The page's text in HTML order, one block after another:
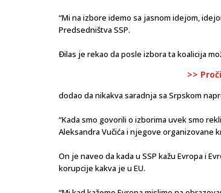
“Mi na izbore idemo sa jasnom idejom,
Predsedništva SSP.
Đilas je rekao da posle izbora ta koalicija
>>
dodao da nikakva saradnja sa Srpskom
“Kada smo govorili o izborima uvek smo
Aleksandra Vučića i njegove organizovane
On je naveo da kada u SSP kažu Evropa i
korupcije kakva je u EU.